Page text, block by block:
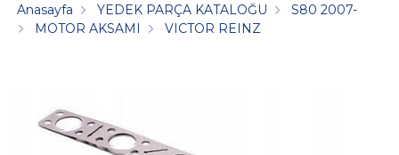
Anasayfa YEDEK PARÇA KATALOĞU
S80 2007-
MOTOR AKSAMI
VICTOR REINZ